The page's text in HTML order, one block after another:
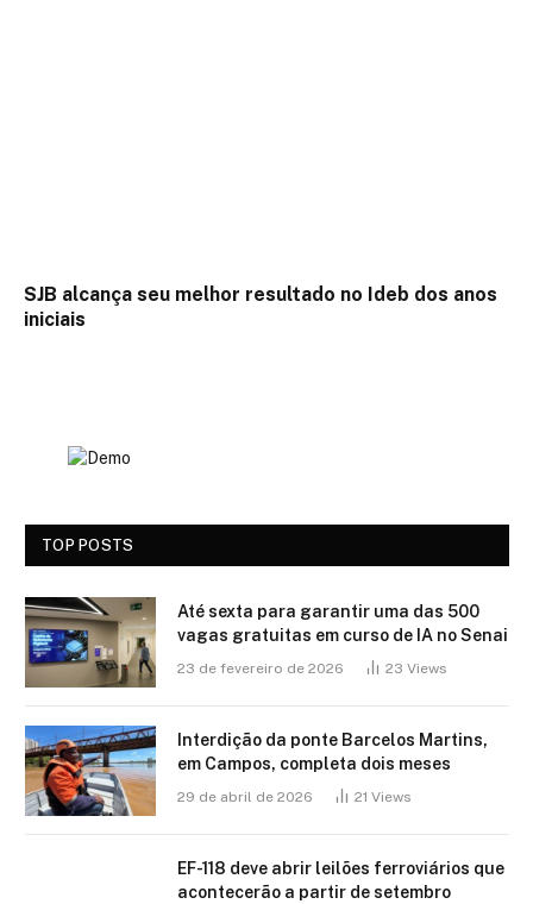
SJB alcança seu melhor resultado no Ideb dos anos
iniciais
TOP POSTS
Até sexta para garantir uma das 500
vagas gratuitas em curso de IA no Senai
23 de fevereiro de 2026 23 Views
Interdição da ponte Barcelos Martins,
em Campos, completa dois meses
29 de abril de 2026 21 Views
EF-118 deve abrir leilões ferroviários que
acontecerão a partir de setembro